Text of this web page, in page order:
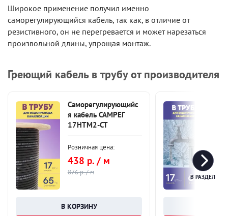
Широкое применение получил именно
саморегулирующийся кабель, так как, в отличие от
резистивного, он не перегревается и может нарезаться
произвольной длины, упрощая монтаж.
Греющий кабель в трубу от производителя
Саморегулирующийс
я кабель САМРЕГ
17HTM2-CT
Розничная цена:
438 р. / м
876 р. / м
В РАЗДЕЛ